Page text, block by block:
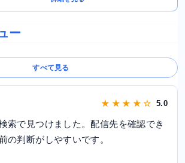
ー
すべて見る
★ ★ ★ ★ ☆ 5.0
索で見つけました。配信先を確認でき
の判断がしやすいです。